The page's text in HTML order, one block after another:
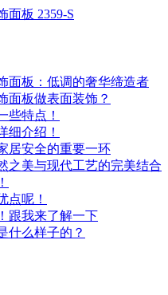
面板 2359-S
面板：低调的奢华缔造者
面板做表面装饰？
些特点！
细介绍！
居安全的重要一环
之美与现代工艺的完美结合
点呢！
跟我来了解一下
什么样子的？